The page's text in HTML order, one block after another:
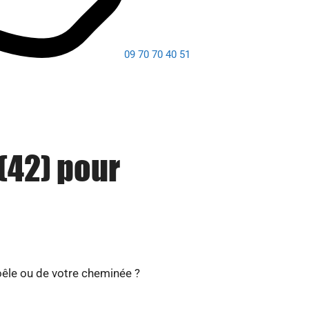
09 70 70 40 51
pour
ou de votre cheminée ?